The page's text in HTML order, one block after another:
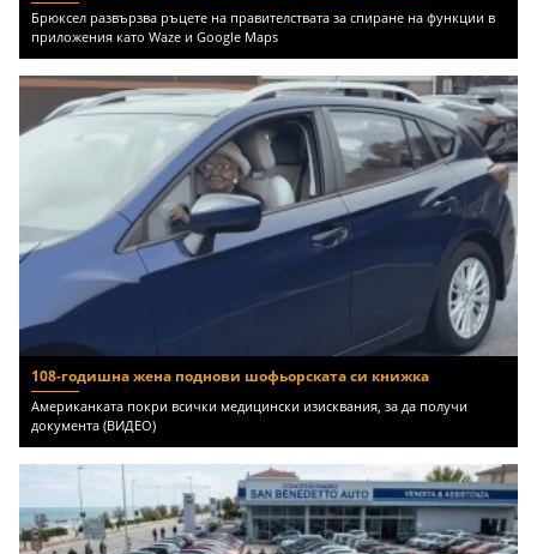
Брюксел развързва ръцете на правителствата за спиране на функции в
приложения като Waze и Google Maps
108-годишна жена поднови шофьорската си книжка
Американката покри всички медицински изисквания, за да получи
документа (ВИДЕО)